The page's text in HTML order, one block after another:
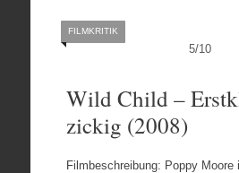
5/10
FILMKRITIK
Wild Child –
zickig (2008)
Filmbeschreibung: Poppy Moore